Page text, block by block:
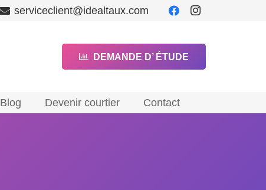
serviceclient@idealtaux.com
DEMANDE D’ ÉTUDE
Blog Devenir courtier Contact